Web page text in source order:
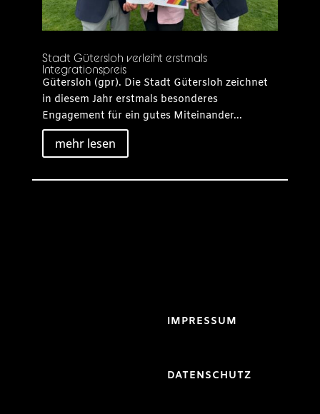
Stadt Gütersloh verleiht erstmals
Integrationspreis
Gütersloh (gpr). Die Stadt Gütersloh zeichnet
in diesem Jahr erstmals besonderes
Engagement für ein gutes Miteinander...
mehr lesen
IMPRESSUM
DATENSCHUTZ